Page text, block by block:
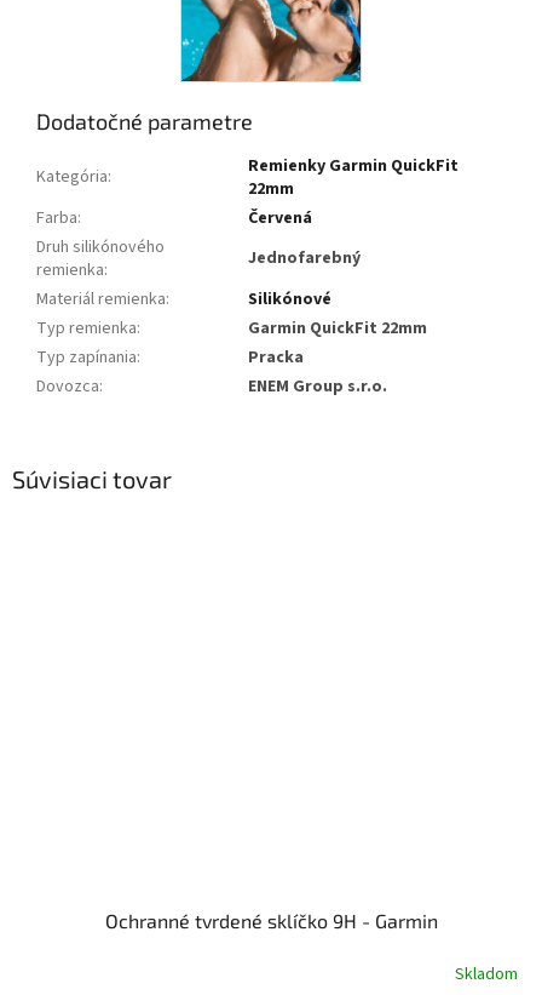
Súvisiaci tovar
Ochranné tvrdené sklíčko 9H - Garmin
Skladom
Dodatočné parametre
Kategória:
Remienky Garmin QuickFit
22mm
Farba:
Červená
Druh silikónového
remienka:
Jednofarebný
Materiál remienka:
Silikónové
Typ remienka:
Garmin QuickFit 22mm
Typ zapínania:
Pracka
Dovozca: ENEM Group s.r.o.